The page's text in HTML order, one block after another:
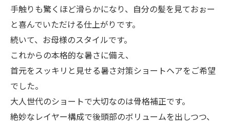
手触りも驚くほど滑らかになり、自分の髪を見ておぉー
と喜んでいただける仕上がりです。
​続いて、お母様のスタイルです。
これからの本格的な暑さに備え、
首元をスッキリと見せる暑さ対策ショートヘアをご希望
でした。
大人世代のショートで大切なのは骨格補正です。
絶妙なレイヤー構成で後頭部のボリュームを出しつつ、